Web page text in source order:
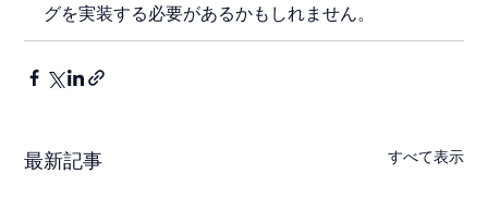
グを実装する必要があるかもしれません。
最新記事 すべて表示